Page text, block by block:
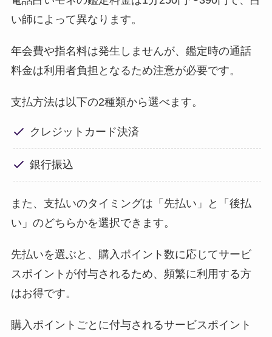
い師によって異なります。
年会費や指名料は発生しませんが、鑑定時の通話
料金は利用者負担となるため注意が必要です。
支払方法は以下の2種類から選べます。
クレジットカード決済
銀行振込
また、支払いのタイミングは「先払い」と「後払
い」のどちらかを選択できます。
先払いを選ぶと、購入ポイント数に応じてサービ
スポイントが付与されるため、頻繁に利用する方
はお得です。
購入ポイントごとに付与されるサービスポイント